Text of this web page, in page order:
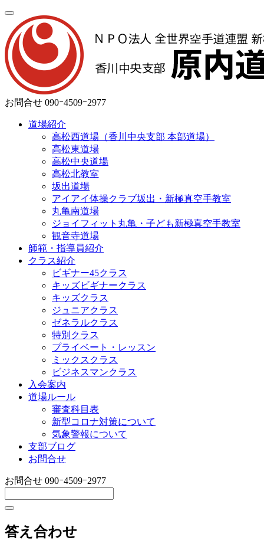
お問合せ 090ｰ4509ｰ2977
道場紹介
高松西道場（香川中央支部 本部道場）
高松東道場
高松中央道場
高松北教室
坂出道場
アイアイ体操クラブ坂出・新極真空手教室
丸亀南道場
ジョイフィット丸亀・子ども新極真空手教室
観音寺道場
師範・指導員紹介
クラス紹介
ビギナー45クラス
キッズビギナークラス
キッズクラス
ジュニアクラス
ゼネラルクラス
特別クラス
プライベート・レッスン
ミックスクラス
ビジネスマンクラス
入会案内
道場ルール
審査科目表
新型コロナ対策について
気象警報について
支部ブログ
お問合せ
お問合せ 090ｰ4509ｰ2977
答え合わせ